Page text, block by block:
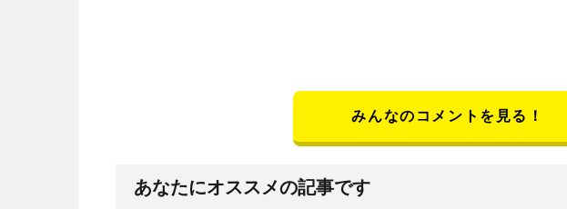
みんなのコメントを見る！
あなたにオススメの記事です